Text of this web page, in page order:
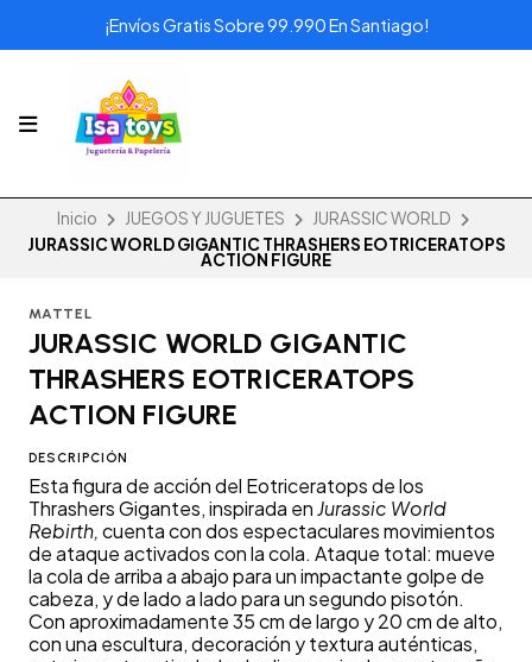
¡Envíos Gratis Sobre 99.990 En Santiago!
Inicio JUEGOS Y JUGUETES
JURASSIC WORLD
JURASSIC WORLD GIGANTIC THRASHERS EOTRICERATOPS
ACTION FIGURE
MATTEL
JURASSIC WORLD GIGANTIC
THRASHERS EOTRICERATOPS
ACTION FIGURE
DESCRIPCIÓN
Esta figura de acción del Eotriceratops de los
Thrashers Gigantes, inspirada enJurassic World
Rebirth,cuenta con dos espectaculares movimientos
de ataque activados con la cola. Ataque total: mueve
la cola de arriba a abajo para un impactante golpe de
cabeza, y de lado a lado para un segundo pisotón.
Con aproximadamente 35 cm de largo y 20 cm de alto,
con una escultura, decoración y textura auténticas,